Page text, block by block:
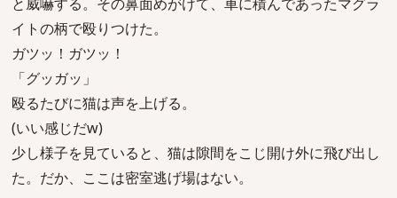
イトの柄で殴りつけた。
ガツッ！ガツッ！
「グッガッ」
殴るたびに猫は声を上げる。
(いい感じだw)
少し様子を見ていると、猫は隙間をこじ開け外に飛び出し
た。だか、ここは密室逃げ場はない。